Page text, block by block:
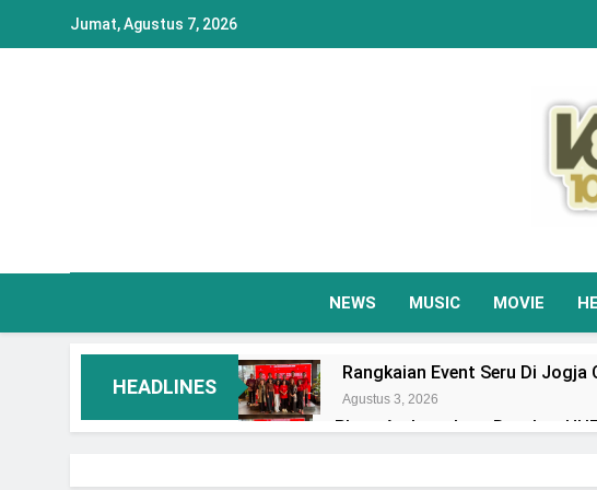
Jumat, Agustus 7, 2026
NEWS MUSIC MOVIE
HEADLINES
Rangkaian Event Seru Di
Agustus 3, 2026
Plaza Ambarrukmo Rayakan